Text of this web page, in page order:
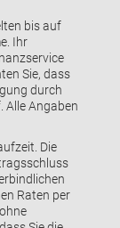
bis auf
Ihr
Sie, dass
durch
Alle Angaben
Die
Raten per